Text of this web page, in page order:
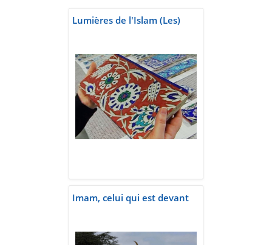
Lumières de l'Islam (Les)
Imam, celui qui est devant